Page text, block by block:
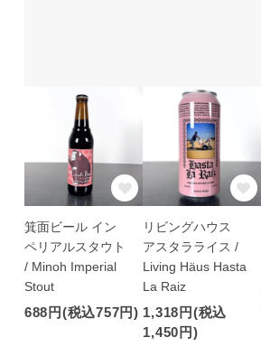
箕面ビール イン
ペリアルスタウト
/ Minoh Imperial
Stout
688円(税込757円)
リビングハウス
アスタラライス /
Living Häus Hasta
La Raiz
1,318円(税込
1,450円)